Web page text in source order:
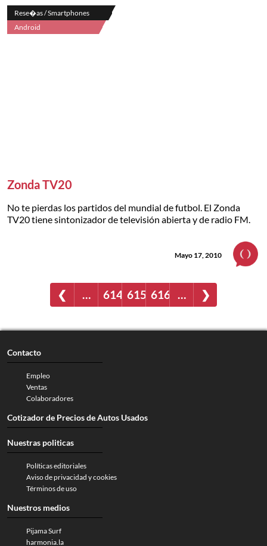
Rese�as / Smartphones
Android
Zonda TV20
No te pierdas los partidos del mundial de futbol. El Zonda
TV20 tiene sintonizador de televisión abierta y de radio FM.
Mayo 17, 2010
❮ … 614 615 616 … ❯
Contacto
Empleo
Ventas
Colaboradores
Cotizador de Precios de Autos Usados
Nuestras politicas
Políticas editoriales
Aviso de privacidad y cookies
Términos de uso
Nuestros medios
Pijama Surf
harmonia.la